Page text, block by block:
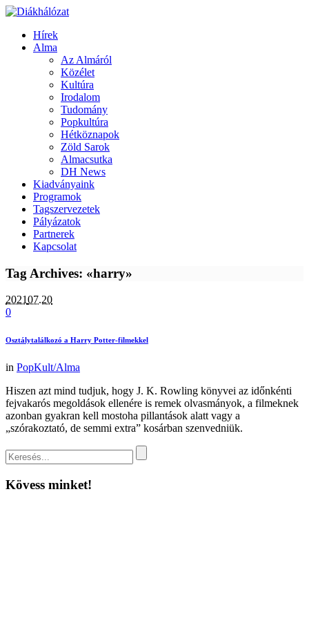
Hírek
Alma
Az Almáról
Közélet
Kultúra
Irodalom
Tudomány
Popkultúra
Hétköznapok
Zöld Sarok
Almacsutka
DH News
Kiadványaink
Programok
Tagszervezetek
Pályázatok
Partnerek
Kapcsolat
Tag Archives: «harry»
202107.20
0
Osztálytalálkozó a Harry Potter-filmekkel
in PopKult/Alma
Hiszen azt mind tudjuk, hogy J. K. Rowling könyvei az időnkénti
fejvakarós megoldások ellenére is remek olvasmányok, a filmeknek
azonban gyakran kell mostoha pillantások alatt vagy a
„szórakoztató, de semmi extra” kosárban szenvedniük.
Kövess minket!